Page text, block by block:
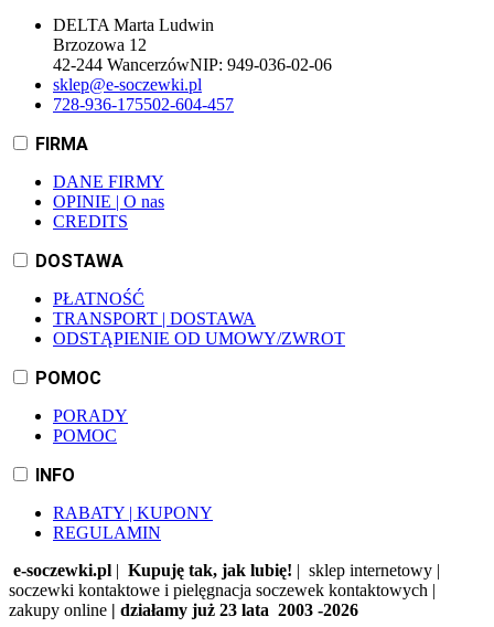
DELTA Marta Ludwin
Brzozowa 12
42-244 WancerzówNIP: 949-036-02-06
sklep@e-soczewki.pl
728-936-175502-604-457
FIRMA
DANE FIRMY
OPINIE | O nas
CREDITS
DOSTAWA
PŁATNOŚĆ
TRANSPORT | DOSTAWA
ODSTĄPIENIE OD UMOWY/ZWROT
POMOC
PORADY
POMOC
INFO
RABATY | KUPONY
REGULAMIN
e-soczewki.pl | Kupuję tak, jak lubię! | sklep internetowy |
soczewki kontaktowe i pielęgnacja soczewek kontaktowych |
zakupy online | działamy już 23 lata 2003 -2026